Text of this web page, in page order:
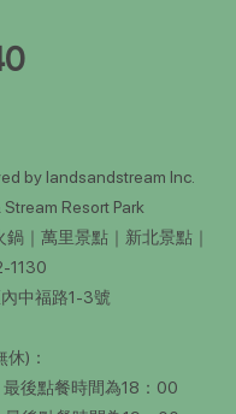
by landsandstream Inc.
Resort Park
｜萬里景點｜新北景點｜
1130
中福路1-3號
)：
後點餐時間為18：00